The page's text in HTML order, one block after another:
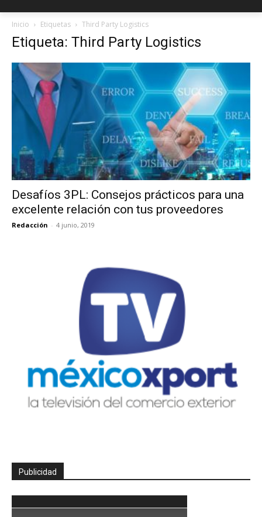
Inicio Etiquetas Third Party Logistics
Etiqueta: Third Party Logistics
Desafíos 3PL: Consejos prácticos para una
excelente relación con tus proveedores
Redacción - 4 junio, 2019
Publicidad